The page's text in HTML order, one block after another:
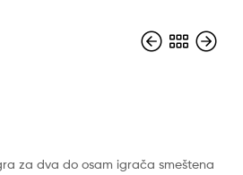
za dva do osam igrača smeštena